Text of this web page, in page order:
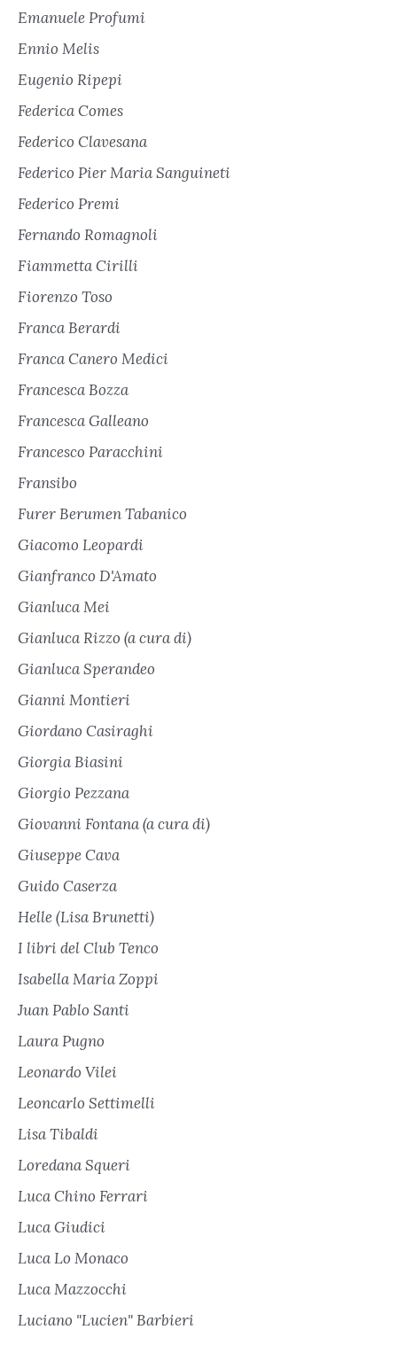
Emanuele Profumi
Ennio Melis
Eugenio Ripepi
Federica Comes
Federico Clavesana
Federico Pier Maria Sanguineti
Federico Premi
Fernando Romagnoli
Fiammetta Cirilli
Fiorenzo Toso
Franca Berardi
Franca Canero Medici
Francesca Bozza
Francesca Galleano
Francesco Paracchini
Fransibo
Furer Berumen Tabanico
Giacomo Leopardi
Gianfranco D'Amato
Gianluca Mei
Gianluca Rizzo (a cura di)
Gianluca Sperandeo
Gianni Montieri
Giordano Casiraghi
Giorgia Biasini
Giorgio Pezzana
Giovanni Fontana (a cura di)
Giuseppe Cava
Guido Caserza
Helle (Lisa Brunetti)
I libri del Club Tenco
Isabella Maria Zoppi
Juan Pablo Santi
Laura Pugno
Leonardo Vilei
Leoncarlo Settimelli
Lisa Tibaldi
Loredana Squeri
Luca Chino Ferrari
Luca Giudici
Luca Lo Monaco
Luca Mazzocchi
Luciano "Lucien" Barbieri